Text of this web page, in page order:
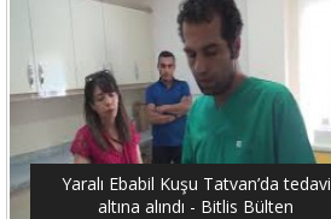
Yaralı Ebabil Kuşu Tatvan’da tedavi
altına alındı - Bitlis Bülten